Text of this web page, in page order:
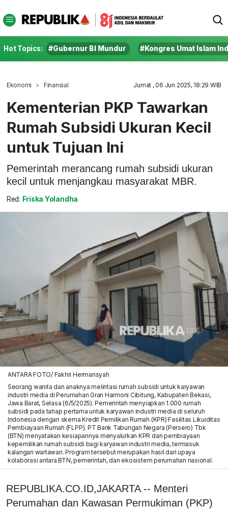
Hot Topics: #Gubernur BI Mundur #Kongres Umat Islam
Ekonomi Finansial Jumat , 06 Jun 2025, 18:29 WIB
Kementerian PKP Tawarkan
Rumah Subsidi Ukuran Kecil
untuk Tujuan Ini
Pemerintah merancang rumah subsidi ukuran
kecil untuk menjangkau masyarakat MBR.
Red: Friska Yolandha
ANTARA FOTO/ Fakhri Hermansyah
Seorang wanita dan anaknya melintasi rumah subsidi untuk karyawan
industri media di Perumahan Gran Harmoni Cibitung, Kabupaten Bekasi,
Jawa Barat, Selasa (6/5/2025). Pemerintah menyiapkan 1.000 rumah
subsidi pada tahap pertama untuk karyawan industri media di seluruh
Indonesia dengan skema Kredit Pemilikan Rumah (KPR) Fasilitas Likuiditas
Pembiayaan Rumah (FLPP). PT Bank Tabungan Negara (Persero) Tbk
(BTN) menyatakan kesiapannya menyalurkan KPR dan pembiayaan
kepemilikan rumah subsidi bagi karyawan industri media, termasuk
kalangan wartawan. Program tersebut merupakan hasil dari upaya
kolaborasi antara BTN, pemerintah, dan ekosistem perumahan nasional.
REPUBLIKA.CO.ID,JAKARTA -- Menteri
Perumahan dan Kawasan Permukiman (PKP)